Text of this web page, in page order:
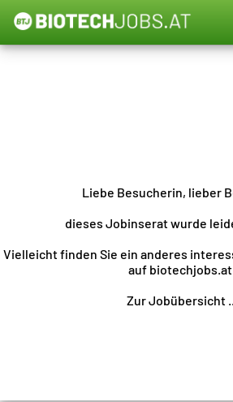
Liebe Besucherin, lieber
dieses Jobinserat wurde
Vielleicht finden Sie ein anderes
auf
Zur Jobübersicht